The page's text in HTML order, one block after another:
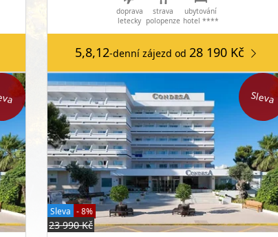
doprava
letecky
strava
polopenze
ubytování
hotel ****
5,8,12-denní zájezd od28 190 Kč
Sleva
Sleva - 8%
23 990 Kč